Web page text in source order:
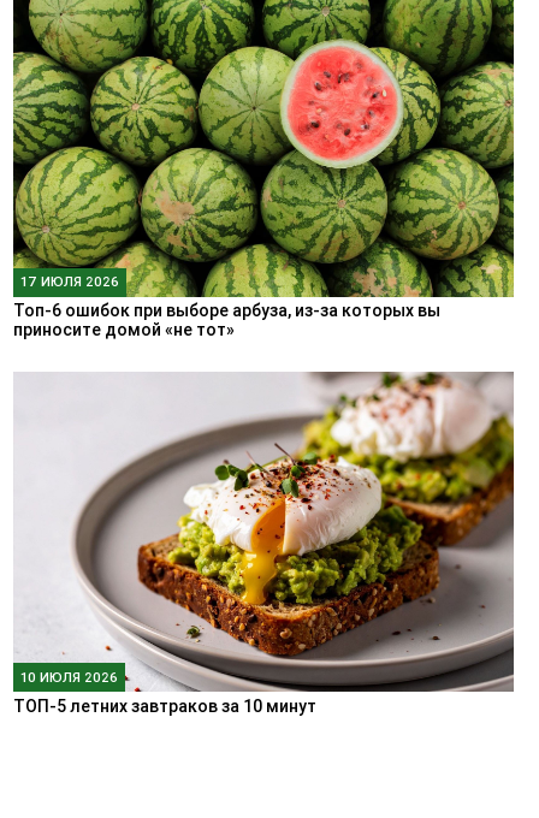
17 ИЮЛЯ 2026
Топ-6 ошибок при выборе арбуза, из-за которых вы
приносите домой «не тот»
10 ИЮЛЯ 2026
ТОП-5 летних завтраков за 10 минут